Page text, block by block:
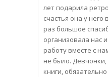
лет подарила
счастья она у
раз большое
организовала нас
работу вместе с
не было.
книги,